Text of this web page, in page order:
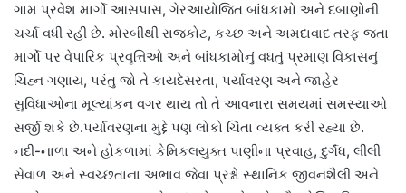
ગામ પ્રવેશ માર્ગો આસપાસ, ગેરઆયોજિત બાંધકામો અને દબાણોની
ચર્ચા વધી રહી છે. મોરબીથી રાજકોટ, કચ્છ અને અમદાવાદ તરફ જતા
માર્ગો પર વેપારિક પ્રવૃત્તિઓ અને બાંધકામોનું વધતું પ્રમાણ વિકાસનું
ચિહ્ન ગણાય, પરંતુ જો તે કાયદેસરતા, પર્યાવરણ અને જાહેર
સુવિધાઓના મૂલ્યાંકન વગર થાય તો તે આવનારા સમયમાં સમસ્યાઓ
સર્જી શકે છે.પર્યાવરણના મુદ્દે પણ લોકો ચિંતા વ્યક્ત કરી રહ્યા છે.
નદી-નાળા અને હોકળામાં કેમિકલયુક્ત પાણીના પ્રવાહ, દુર્ગંધ, લીલી
સેવાળ અને સ્વચ્છતાના અભાવ જેવા પ્રશ્નો સ્થાનિક જીવનશૈલી અને